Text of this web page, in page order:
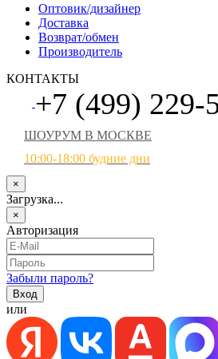
Оптовик/дизайнер
Доставка
Возврат/обмен
Производитель
КОНТАКТЫ
+7 (499) 229-
ШОУРУМ В МОСКВЕ
10:00-18:00 будние дни
×
Загрузка...
×
Авторизация
Забыли пароль?
или